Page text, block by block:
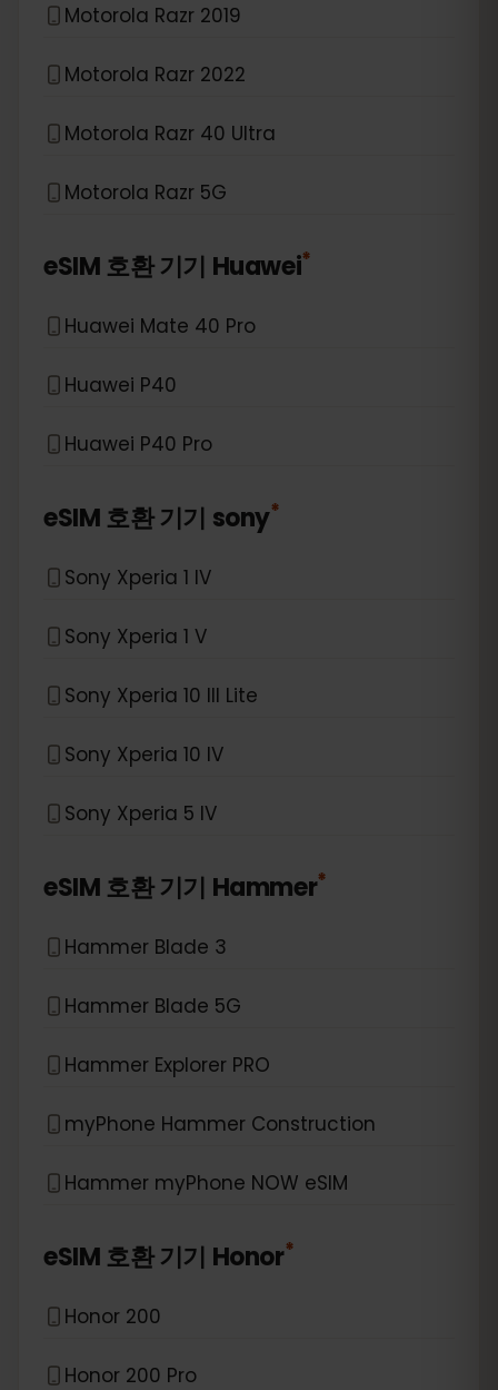
Motorola Razr 2019
Motorola Razr 2022
Motorola Razr 40 Ultra
Motorola Razr 5G
eSIM 호환 기기 Huawei*
Huawei Mate 40 Pro
Huawei P40
Huawei P40 Pro
eSIM 호환 기기 sony*
Sony Xperia 1 IV
Sony Xperia 1 V
Sony Xperia 10 III Lite
Sony Xperia 10 IV
Sony Xperia 5 IV
eSIM 호환 기기 Hammer*
Hammer Blade 3
Hammer Blade 5G
Hammer Explorer PRO
myPhone Hammer Construction
Hammer myPhone NOW eSIM
eSIM 호환 기기 Honor*
Honor 200
Honor 200 Pro